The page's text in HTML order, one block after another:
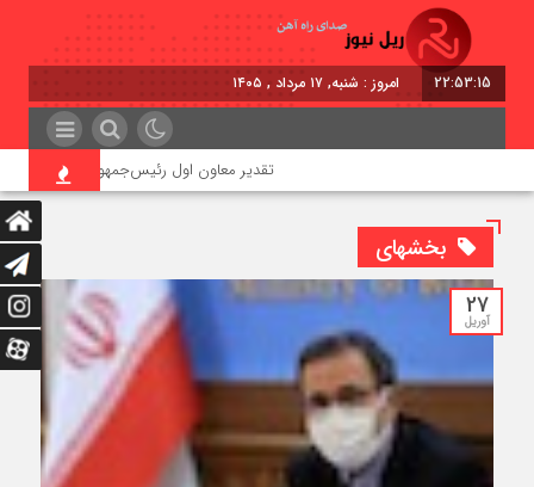
22:53:16 امروز : شنبه, ۱۷ مرداد , ۱۴۰۵
تقدیر معاون اول رئیس‌جمهور از مدیرعامل
بخشهای
27
آوریل